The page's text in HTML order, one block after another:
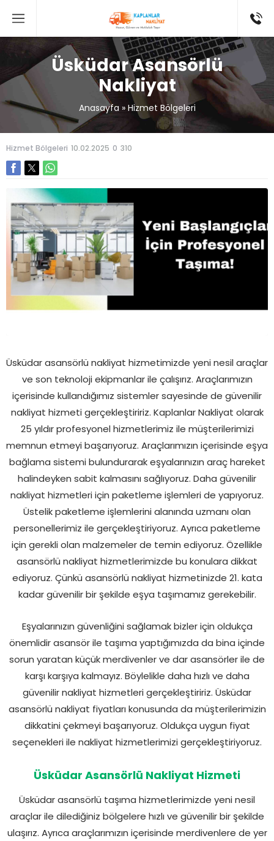
Üsküdar Asansörlü
Nakliyat
Anasayfa» Hizmet Bölgeleri
Hizmet Bölgeleri 10.02.2025 0 310
Üsküdar asansörlü nakliyat hizmetimizde yeni nesil araçlar
ve son teknoloji ekipmanlar ile çalışırız. Araçlarımızın
içerisinde kullandığımız sistemler sayesinde de güvenilir
nakliyat hizmeti gerçekleştiririz. Kaplanlar Nakliyat olarak
25 yıldır profesyonel hizmetlerimiz ile müşterilerimizi
memnun etmeyi başarıyoruz. Araçlarımızın içerisinde eşya
bağlama sistemi bulundurarak eşyalarınızın araç hareket
halindeyken sabit kalmasını sağlıyoruz. Daha güvenilir
nakliyat hizmetleri için paketleme işlemleri de yapıyoruz.
Üstelik paketleme işlemlerini alanında uzmanı olan
personellerimiz ile gerçekleştiriyoruz. Ayrıca paketleme
için gerekli olan malzemeler de temin ediyoruz. Özellikle
asansörlü nakliyat hizmetlerimizde bu konulara dikkat
ediyoruz. Çünkü asansörlü nakliyat hizmetinizde 21. kata
kadar güvenilir bir şekilde eşya taşımamız gerekebilir.
Eşyalarınızın güvenliğini sağlamak bizler için oldukça
önemlidir asansör ile taşıma yaptığımızda da bina içinde
sorun yaratan küçük merdivenler ve dar asansörler ile de
karşı karşıya kalmayız. Böylelikle daha hızlı ve daha
güvenilir nakliyat hizmetleri gerçekleştiririz. Üsküdar
asansörlü nakliyat fiyatları konusunda da müşterilerimizin
dikkatini çekmeyi başarıyoruz. Oldukça uygun fiyat
seçenekleri ile nakliyat hizmetlerimizi gerçekleştiriyoruz.
Üsküdar Asansörlü Nakliyat Hizmeti
Üsküdar asansörlü taşıma hizmetlerimizde yeni nesil
araçlar ile dilediğiniz bölgelere hızlı ve güvenilir bir şekilde
ulaşırız. Ayrıca araçlarımızın içerisinde merdivenlere de yer